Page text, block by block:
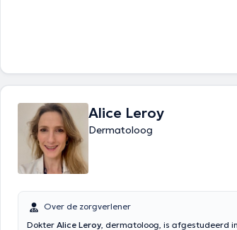
Alice Leroy
Dermatoloog
Over de zorgverlener
Dokter Alice Leroy, dermatoloog, is afgestudeerd